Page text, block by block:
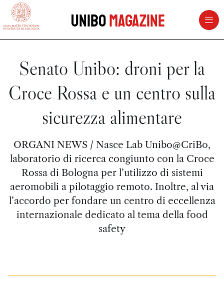
vai al contenuto della pagina
UniboMagazine
Senato Unibo: droni per la
Croce Rossa e un centro sulla
sicurezza alimentare
ORGANI NEWS / Nasce Lab Unibo@CriBo,
laboratorio di ricerca congiunto con la Croce
Rossa di Bologna per l’utilizzo di sistemi
aeromobili a pilotaggio remoto. Inoltre, al via
l’accordo per fondare un centro di eccellenza
internazionale dedicato al tema della food
safety